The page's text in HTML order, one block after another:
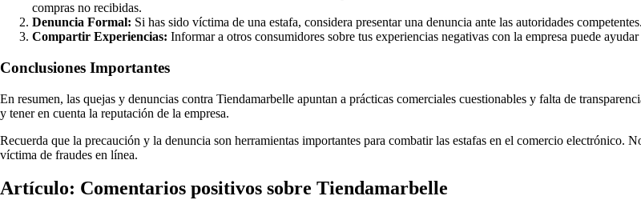
compras no recibidas.
Denuncia Formal: Si has sido víctima de una estafa, considera presentar una denuncia ante las autoridades
Compartir Experiencias: Informar a otros consumidores sobre tus experiencias negativas con la empresa puede
Conclusiones Importantes
En resumen, las quejas y denuncias contra Tiendamarbelle apuntan a prácticas comerciales cuestionables y falta de
y tener en cuenta la reputación de la empresa.
Recuerda que la precaución y la denuncia son herramientas importantes para combatir las estafas en el comercio electrónico.
víctima de fraudes en línea.
Artículo: Comentarios positivos sobre Tiendamarbelle